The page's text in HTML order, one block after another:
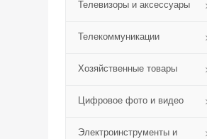
Телевизоры и аксессуары
Телекоммуникации
Хозяйственные товары
Цифровое фото и видео
Электроинструменты и